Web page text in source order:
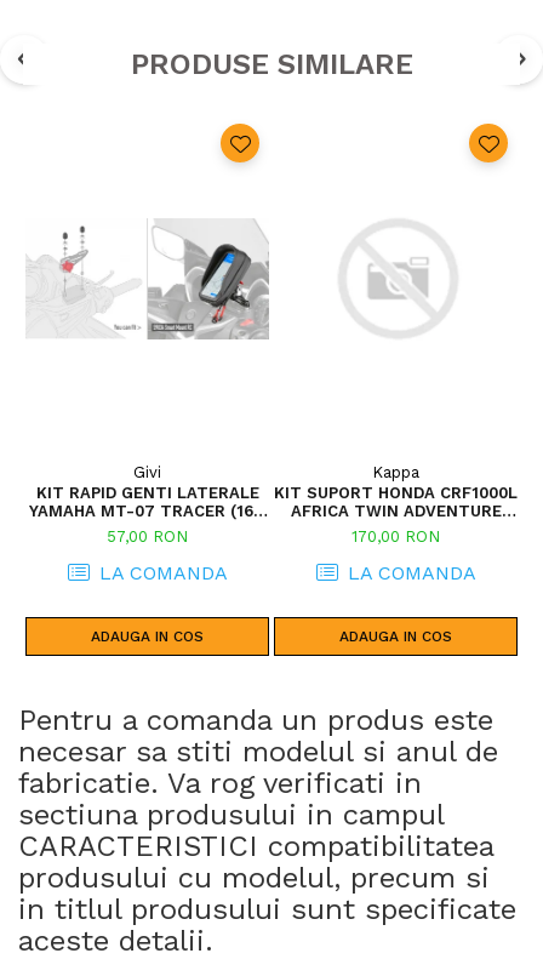
PRODUSE SIMILARE
Givi
KIT RAPID GENTI LATERALE
YAMAHA MT-07 TRACER (16 -
19)
57,00 RON
LA COMANDA
ADAUGA IN COS
Kappa
KIT SUPORT HONDA CRF1000L
AFRICA TWIN ADVENTURE
SPORTS (18 - 19) CRF1000L
AFRICA TWIN (18 - 19)
170,00 RON
LA COMANDA
ADAUGA IN COS
Pentru a comanda un produs este
necesar sa stiti modelul si anul de
fabricatie. Va rog verificati in
sectiuna produsului in campul
CARACTERISTICI compatibilitatea
produsului cu modelul, precum si
in titlul produsului sunt specificate
aceste detalii.